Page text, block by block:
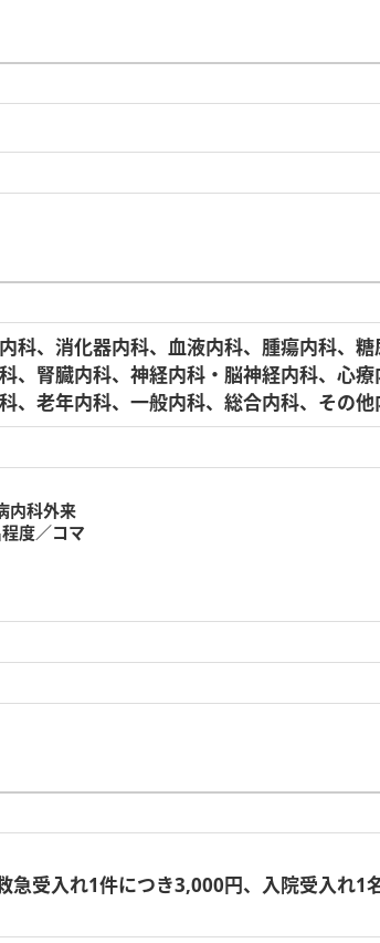
科、消化器内科、血液内科、腫瘍内科、糖
、腎臓内科、神経内科・脳神経内科、心療
、老年内科、一般内科、総合内科、その他
内科外来
度／コマ
急受入れ1件につき3,000円、入院受入れ1